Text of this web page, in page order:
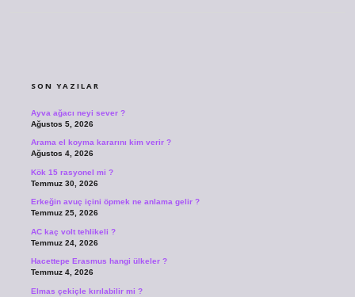
SON YAZILAR
Ayva ağacı neyi sever ?
Ağustos 5, 2026
Arama el koyma kararını kim verir ?
Ağustos 4, 2026
Kök 15 rasyonel mi ?
Temmuz 30, 2026
Erkeğin avuç içini öpmek ne anlama gelir ?
Temmuz 25, 2026
AC kaç volt tehlikeli ?
Temmuz 24, 2026
Hacettepe Erasmus hangi ülkeler ?
Temmuz 4, 2026
Elmas çekiçle kırılabilir mi ?